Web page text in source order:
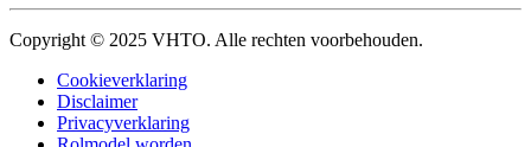
Copyright © 2025 VHTO. Alle rechten voorbehouden.
Cookieverklaring
Disclaimer
Privacyverklaring